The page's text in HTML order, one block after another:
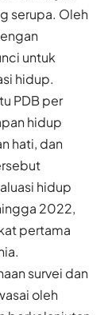
serupa. Oleh
untuk
hidup.
PDB per
hidup
hati, dan
hidup
2022,
pertama
survei dan
oleh